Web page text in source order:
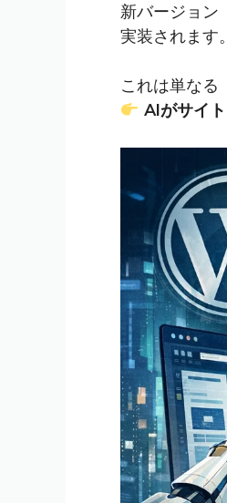
新バージョン
実装されます。
これは単なる
AIがサイ